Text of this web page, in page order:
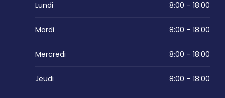
Lundi 8:00 – 18:00
Mardi 8:00 – 18:00
Mercredi 8:00 – 18:00
Jeudi 8:00 – 18:00